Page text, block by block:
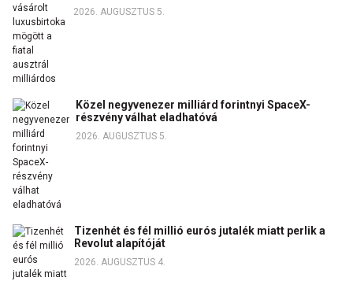
2026. AUGUSZTUS 5.
Közel negyvenezer milliárd forintnyi SpaceX-
részvény válhat eladhatóvá
2026. AUGUSZTUS 5.
Tizenhét és fél millió eurós jutalék miatt perlik a
Revolut alapítóját
2026. AUGUSZTUS 4.